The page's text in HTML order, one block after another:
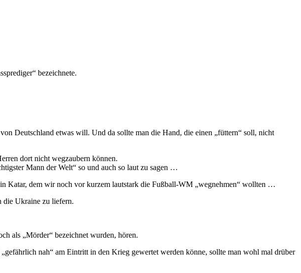
bezeichnete.
Deutschland etwas will. Und da sollte man die Hand, die einen „füttern“ soll, nicht
dort nicht wegzaubern können.
Mann der Welt“ so und auch so laut zu sagen …
Katar, dem wir noch vor kurzem lautstark die Fußball-WM „wegnehmen“ wollten …
die Ukraine zu liefern.
als „Mörder“ bezeichnet wurden, hören.
nah“ am Eintritt in den Krieg gewertet werden könne, sollte man wohl mal drüber